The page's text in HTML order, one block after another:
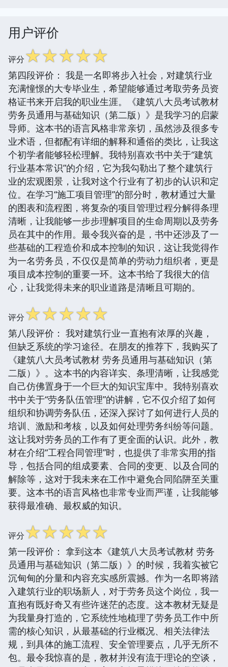
用户评价
评分☆☆☆☆☆
第四段评价： 我是一名即将步入社会，对建筑行业
充满憧憬的大专毕业生，希望能够通过考取劳务员资
格证书来开启我的职业生涯。《建筑八大员考试教材
劳务员通用与基础知识（第二版）》是我学习的启蒙
导师。这本书的语言风格非常亲切，虽然涉及很多专
业术语，但都配有详细的解释和通俗的类比，让我这
个初学者能够轻松理解。我特别喜欢书中关于“建筑
行业基本常识”的介绍，它为我勾勒出了整个建筑行
业的宏观图景，让我对这个行业有了初步的认识和定
位。在学习“施工项目管理”的部分时，教材通过大量
的图表和流程图，将复杂的项目管理过程分解得条理
清晰，让我能够一步步理解项目的生命周期以及劳务
员在其中的作用。最令我兴奋的是，书中还涉及了一
些基础的工程造价和成本控制的知识，这让我觉得作
为一名劳务员，不仅仅是简单的劳动力组织者，更是
项目成本控制的重要一环。这本书给了我很大的信
心，让我觉得未来的职业道路是清晰且可期的。
评分☆☆☆☆☆
第八段评价： 我对建筑行业一直抱有浓厚的兴趣，
但缺乏系统的学习途径。在朋友的推荐下，我购买了
《建筑八大员考试教材 劳务员通用与基础知识（第
二版）》。这本书的内容详实、条理清晰，让我感觉
自己仿佛置身于一个巨大的知识宝库中。我特别喜欢
书中关于“劳务队伍管理”的讲解，它不仅介绍了如何
组织和协调劳务队伍，还深入探讨了如何进行人员的
培训、激励和考核，以及如何处理劳务纠纷等问题。
这让我对劳务员的工作有了更全面的认识。此外，教
材在介绍“工程合同管理”时，也提供了非常实用的指
导，包括合同的组成要素、合同的变更、以及合同的
解除等，这对于我未来在工作中避免合同陷阱至关重
要。这本书的语言风格也非常专业而严谨，让我能够
获得最准确、最权威的知识。
评分☆☆☆☆☆
第一段评价： 拿到这本《建筑八大员考试教材 劳务
员通用与基础知识（第二版）》的时候，我着实被它
沉甸甸的分量和内容充实感所震撼。作为一名即将踏
入建筑行业的职场新人，对于劳务员这个岗位，我一
直抱有既好奇又有些许迷茫的态度。这本教材无疑是
为我量身打造的，它系统性地梳理了劳务员工作中所
需的核心知识，从最基础的行业概况、相关法律法
规，到具体的施工流程、安全管理要点，几乎无所不
包。最令我惊喜的是，教材并没有流于理论的空谈，